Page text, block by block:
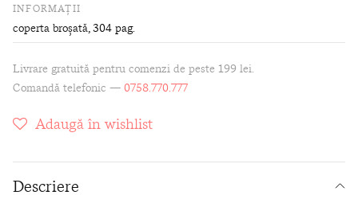
INFORMAȚII
coperta broșată, 304 pag.
Livrare gratuită pentru comenzi de peste 199 lei.
Comandă telefonic — 0758.770.777
Adaugă în wishlist
Descriere